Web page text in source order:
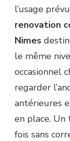
l’usage
renovation
Nimes
le même
occasionnel
regarder
antérieures
en place. Un
fois sans